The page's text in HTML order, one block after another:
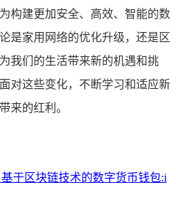
构建更加安全、高效、智能的数
是家用网络的优化升级，还是区
我们的生活带来新的机遇和挑
对这些变化，不断学习和适应新
来的红利。
于区块链技术的数字货币钱包:i